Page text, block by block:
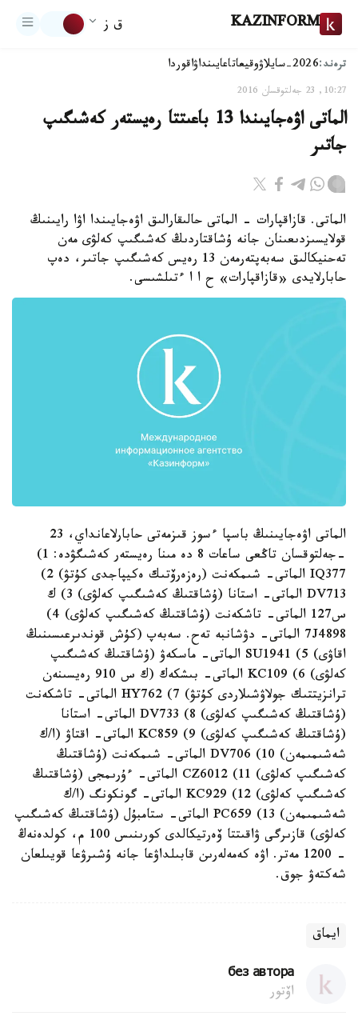
KAZINFORM ق ز
ترەند:2026-سايلاۋ وقيعاتاعايىنداۋاقوردا
10:27, 23 جەلتوقسان 2016
الماتى اۋەجايىندا 13 باعىتتا رەيستەر كەشىگىپ
جاتىر
الماتى. قازاقپارات - الماتى حالىقارالىق اۋەجايىندا اۋا رايىنىڭ
قولايسىزدىعىنان جانە ۇشاقتاردىڭ كەشىگىپ كەلۋى مەن
تەحنيكالىق سەبەپتەرمەن 13 رەيس كەشىگىپ جاتىر، دەپ
حابارلايدى «قازاقپارات» ح ا ا ءتىلشىسى.
الماتى اۋەجايىنىڭ باسپا ءسوز قىزمەتى حابارلاعانداي، 23
-جەلتوقسان تاڭعى ساعات 8 دە مىنا رەيستەر كەشىگۋدە: 1)
IQ377 الماتى- شىمكەنت (رەزەرۆتىك ەكيپاجدى كۇتۋ) 2)
DV713 الماتى- استانا (ۇشاقتىڭ كەشىگىپ كەلۋى) 3) ك
س127 الماتى- تاشكەنت (ۇشاقتىڭ كەشىگىپ كەلۋى) 4)
7J4898 الماتى- دۋشانبە تەح. سەبەپ (كۇش قوندىرعىسىنىڭ
اقاۋى) 5) SU1941 الماتى- ماسكەۋ (ۇشاقتىڭ كەشىگىپ
كەلۋى) 6) KC109 الماتى- بىشكەك (ك س 910 رەيسىنەن
ترانزيتتىك جولاۋشىلاردى كۇتۋ) 7) HY762 الماتى- تاشكەنت
(ۇشاقتىڭ كەشىگىپ كەلۋى) 8) DV733 الماتى- استانا
(ۇشاقتىڭ كەشىگىپ كەلۋى) 9) KC859 الماتى- اقتاۋ (ا/ك
شەشىمىمەن) 10) DV706 الماتى- شىمكەنت (ۇشاقتىڭ
كەشىگىپ كەلۋى) 11) CZ6012 الماتى- ءۇرىمجى (ۇشاقتىڭ
كەشىگىپ كەلۋى) 12) KC929 الماتى- گونكونگ (ا/ك
شەشىمىمەن) 13) PC659 الماتى- ستامبۇل (ۇشاقتىڭ كەشىگىپ
كەلۋى) قازىرگى ۋاقىتتا ۆەرتيكالدى كورىنىس 100 م، كولدەنەڭ
- 1200 مەتر. اۋە كەمەلەرىن قابىلداۋعا جانە ۇشىرۋعا قويىلعان
شەكتەۋ جوق.
ايماق
без автора
اۆتور